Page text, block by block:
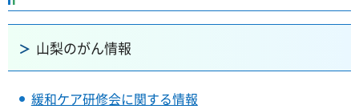
山梨のがん情報
緩和ケア研修会に関する情報